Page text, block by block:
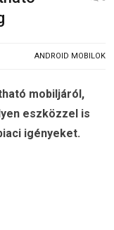
ANDROID MOBILOK
mobiljáról,
eszközzel is
igényeket.